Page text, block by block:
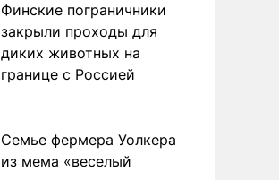
Финские пограничники
закрыли проходы для
диких животных на
границе с Россией
Семье фермера Уолкера
из мема «веселый